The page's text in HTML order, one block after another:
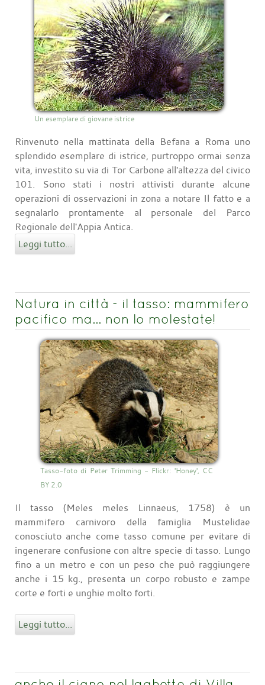
Un esemplare di giovane istrice
Rinvenuto nella mattinata della Befana a Roma uno
splendido esemplare di istrice, purtroppo ormai senza
vita, investito su via di Tor Carbone all'altezza del civico
101. Sono stati i nostri attivisti durante alcune
operazioni di osservazioni in zona a notare Il fatto e a
segnalarlo prontamente al personale del Parco
Regionale dell'Appia Antica.
Leggi tutto...
Natura in città - il tasso: mammifero
pacifico ma… non lo molestate!
Tasso-foto di Peter Trimming - Flickr: 'Honey', CC
BY 2.0
Il tasso (Meles meles Linnaeus, 1758) è un
mammifero carnivoro della famiglia Mustelidae
conosciuto anche come tasso comune per evitare di
ingenerare confusione con altre specie di tasso. Lungo
fino a un metro e con un peso che può raggiungere
anche i 15 kg., presenta un corpo robusto e zampe
corte e forti e unghie molto forti.
Leggi tutto...